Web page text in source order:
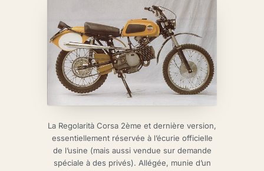
La Regolarità Corsa 2ème et dernière version,
essentiellement réservée à l’écurie officielle
de l’usine (mais aussi vendue sur demande
spéciale à des privés). Allégée, munie d’un